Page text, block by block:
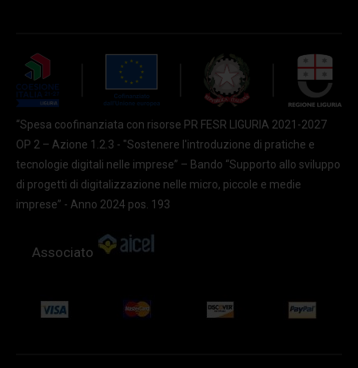
“Spesa coofinanziata con risorse PR FESR LIGURIA 2021-2027
OP 2 – Azione 1.2.3 - "Sostenere l'introduzione di pratiche e
tecnologie digitali nelle imprese” – Bando “Supporto allo sviluppo
di progetti di digitalizzazione nelle micro, piccole e medie
imprese” - Anno 2024 pos. 193
Associato